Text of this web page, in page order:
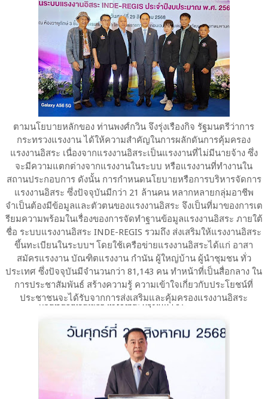
ตามนโยบายหลักของ ท่านพงศ์กวิน จึงรุ่งเรืองกิจ รัฐมนตรีว่าการ
กระทรวงแรงงาน ได้ให้ความสำคัญในการผลักดันการคุ้มครอง
แรงงานอิสระ เนื่องจากแรงงานอิสระเป็นแรงงานที่ไม่มีนายจ้าง ซึ่ง
จะมีความแตกต่างจากแรงงานในระบบ หรือแรงงานที่ทำงานใน
สถานประกอบการ ดังนั้น การกำหนดนโยบายหรือการบริหารจัดการ
แรงงานอิสระ ซึ่งปัจจุบันมีกว่า 21 ล้านคน หลากหลายกลุ่มอาชีพ
จำเป็นต้องมีข้อมูลและตัวตนของแรงงานอิสระ จึงเป็นที่มาของการเต
รียมความพร้อมในเรื่องของการจัดทำฐานข้อมูลแรงงานอิสระ ภายใต้
ชื่อ ระบบแรงงานอิสระ INDE-REGIS รวมถึง ส่งเสริมให้แรงงานอิสระ
ขึ้นทะเบียนในระบบฯ โดยใช้เครือข่ายแรงงานอิสระได้แก่ อาสา
สมัครแรงงาน บัณฑิตแรงงาน กำนัน ผู้ใหญ่บ้าน ผู้นำชุมชน ทั่ว
ประเทศ ซึ่งปัจจุบันมีจำนวนกว่า 81,143 คน ทำหน้าที่เป็นสื่อกลาง ใน
การประชาสัมพันธ์ สร้างความรู้ ความเข้าใจเกี่ยวกับประโยชน์ที่
ประชาชนจะได้รับจากการส่งเสริมและคุ้มครองแรงงานอิสระ